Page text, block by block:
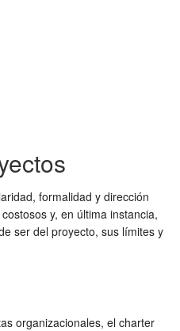
formalidad y dirección
y, en última instancia,
ser del proyecto, sus límites y
organizacionales, el charter